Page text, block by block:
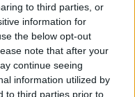
to third parties, or
information for
the below opt-out
note that after your
continue seeing
information utilized by
to third parties prior to